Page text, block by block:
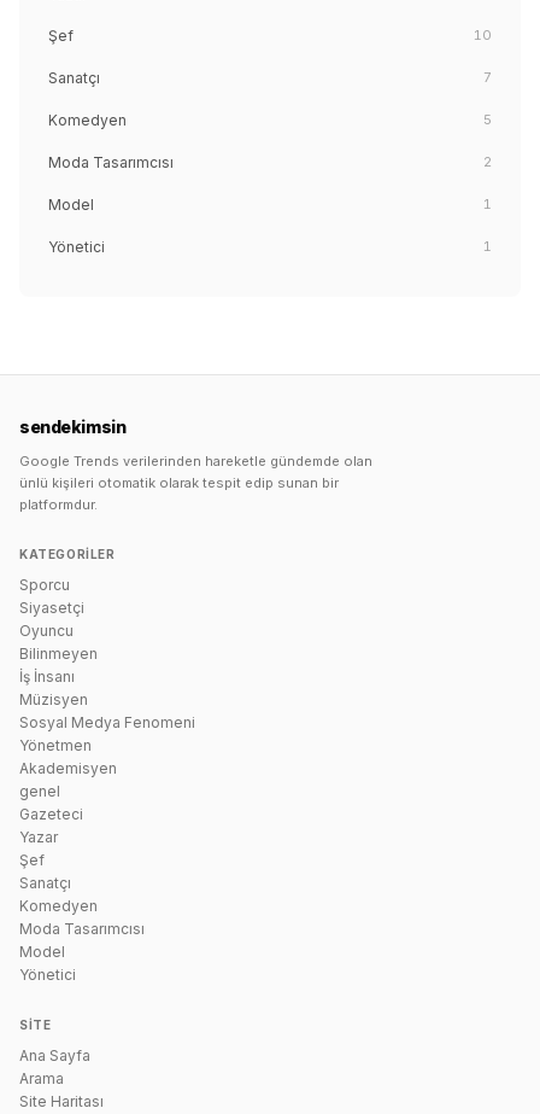
Şef 10
Sanatçı 7
Komedyen 5
Moda Tasarımcısı 2
Model 1
Yönetici 1
sendekimsin
Google Trends verilerinden hareketle gündemde olan
ünlü kişileri otomatik olarak tespit edip sunan bir
platformdur.
KATEGORILER
Sporcu
Siyasetçi
Oyuncu
Bilinmeyen
İş İnsanı
Müzisyen
Sosyal Medya Fenomeni
Yönetmen
Akademisyen
genel
Gazeteci
Yazar
Şef
Sanatçı
Komedyen
Moda Tasarımcısı
Model
Yönetici
SITE
Ana Sayfa
Arama
Site Haritası